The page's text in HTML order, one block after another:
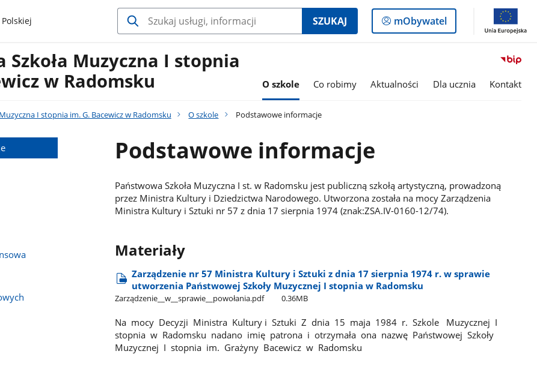
SZUKAJ
Logowanie
do
mObywatel
Szkoła Muzyczna I stopnia
w Radomsku
O szkole Co robimy Aktualności Dla ucznia Kontakt
I stopnia im. G. Bacewicz w Radomsku O szkole Podstawowe informacje
Podstawowe informacje
Państwowa Szkoła Muzyczna I st. w Radomsku jest publiczną szkołą artystyczną, prowadzoną
przez Ministra Kultury i Dziedzictwa Narodowego. Utworzona została na mocy Zarządzenia
Ministra Kultury i Sztuki nr 57 z dnia 17 sierpnia 1974 (znak:ZSA.IV-0160-12/74).
Materiały
Zarządzenie nr 57 Ministra Kultury i Sztuki z dnia 17 sierpnia 1974 r. w sprawie
utworzenia Państwowej Szkoły Muzycznej I stopnia w Radomsku
Zarządzenie​_​_w​_​_sprawie​_​_powołania.pdf 0.36MB
Na mocy Decyzji Ministra Kultury i Sztuki Z dnia 15 maja 1984 r. Szkole Muzycznej I
stopnia w Radomsku nadano imię patrona i otrzymała ona nazwę Państwowej Szkoły
Muzycznej I stopnia im. Grażyny Bacewicz w Radomsku